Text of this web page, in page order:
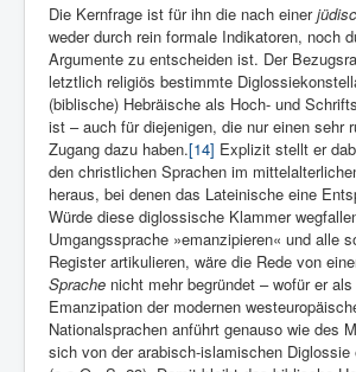
Die Kernfrage ist für ihn die nach einer
weder durch rein formale Indikatoren, noch
Argumente zu entscheiden ist. Der
letztlich religiös bestimmte
(biblische) Hebräische als Hoch- und
ist – auch für diejenigen, die nur einen sehr
Zugang dazu haben.[14] Explizit stellt er
den christlichen Sprachen im
heraus, bei denen das Lateinische eine
Würde diese diglossische Klammer
Umgangssprache »emanzipieren« und alle
Register artikulieren, wäre die Rede von
Sprache nicht mehr begründet – wofür er
Emanzipation der modernen
Nationalsprachen anführt genauso wie des
sich von der arabisch-islamischen Diglossie